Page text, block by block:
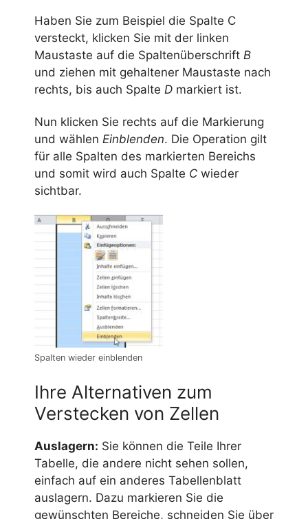
Haben Sie zum Beispiel die Spalte C
versteckt, klicken Sie mit der linken
Maustaste auf die Spaltenüberschrift B
und ziehen mit gehaltener Maustaste nach
rechts, bis auch Spalte D markiert ist.
Nun klicken Sie rechts auf die Markierung
und wählen Einblenden. Die Operation gilt
für alle Spalten des markierten Bereichs
und somit wird auch Spalte C wieder
sichtbar.
Spalten wieder einblenden
Ihre Alternativen zum
Verstecken von Zellen
Auslagern: Sie können die Teile Ihrer
Tabelle, die andere nicht sehen sollen,
einfach auf ein anderes Tabellenblatt
auslagern. Dazu markieren Sie die
gewünschten Bereiche, schneiden Sie über